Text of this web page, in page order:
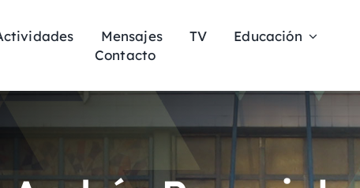
Mensajes TV
Educación
Contacto